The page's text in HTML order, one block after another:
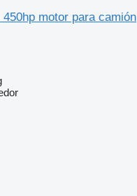
motor para camión